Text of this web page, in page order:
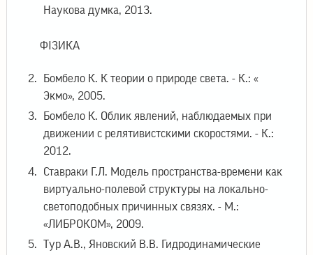
Наукова думка, 2013.
ФІЗИКА
Бомбело К. К теории о природе света. - К.: «
Экмо», 2005.
Бомбело К. Облик явлений, наблюдаемых при
движении с релятивистскими скоростями. - К.:
2012.
Ставраки Г.Л. Модель пространства-времени как
виртуально-полевой структуры на локально-
светоподобных причинных связях. - М.:
«ЛИБРОКОМ», 2009.
Тур А.В., Яновский В.В. Гидродинамические